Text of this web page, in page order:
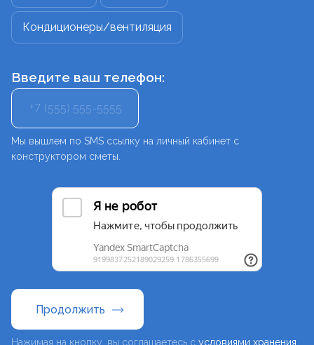
Кондиционеры/вентиляция
Введите ваш телефон:
+7
Мы вышлем по SMS ссылку на личный кабинет с
конструктором сметы.
Продолжить
Нажимая на кнопку, вы соглашаетесь с условиями хранения